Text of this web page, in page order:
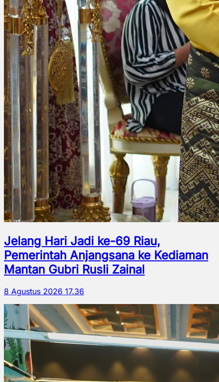
Jelang Hari Jadi ke-69 Riau,
Pemerintah Anjangsana ke Kediaman
Mantan Gubri Rusli Zainal
8 Agustus 2026 17.36